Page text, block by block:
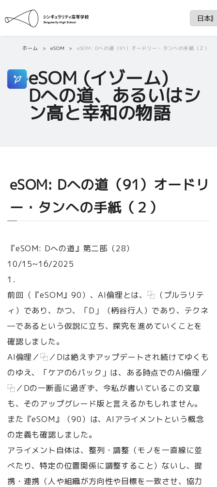
ホーム eSOM eSOM: Dへの道（91）オードリー・タンへの手紙（２）
eSOM (イゾーム)
Dへの道、あるいはシ
ン高と幸和の物語
eSOM: Dへの道（91）オードリ
ー・タンへの手紙（２）
『eSOM: Dへの道』第二部（28）
10/15~16/2025
1．
前回（『eSOM』90）、AI倫理とは、⿻（プルラリテ
ィ）であり、かつ、「D」（柄谷行人）であり、テクネ
―であるという仮説に立ち、探究を進めていくことを
確認しました。
AI倫理／⿻／Dは絶えずアップデートされ続けてゆくも
のゆえ、「ケアの6パック」は、ある時点でのAI倫理／
⿻／Dの一断面に過ぎず、今私が書いているこの文章
も、そのアップグレード版と言えるかもしれません。
また『eSOM』（90）は、AIアライメントという概念
の定義も確認しました。
アライメント自体は、整列・調整（モノを一直線に並
べたり、特定の位置関係に調整すること）ないし、提
携・連携（人や組織が方向性や目標を一致させ、協力